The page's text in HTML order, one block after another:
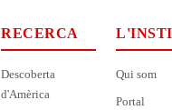
RECERCA
Descoberta
d'Amèrica
Qui som
Portal